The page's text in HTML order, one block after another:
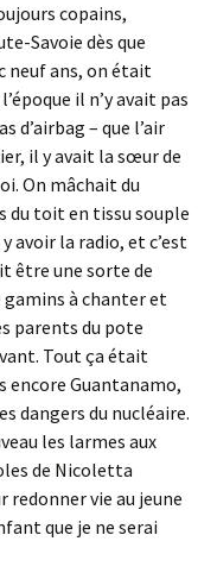
copains,
Savoie dès que
neuf ans, on était
il n’y avait pas
d’airbag – que l’air
il y avait la sœur de
On mâchait du
du toit en tissu souple
avoir la radio, et c’est
être une sorte de
gamins à chanter et
parents du pote
Tout ça était
encore Guantanamo,
dangers du nucléaire.
les larmes aux
de Nicoletta
vie au jeune
que je ne serai